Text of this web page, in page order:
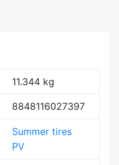
11.344 kg
8848116027397
Summer tires
PV